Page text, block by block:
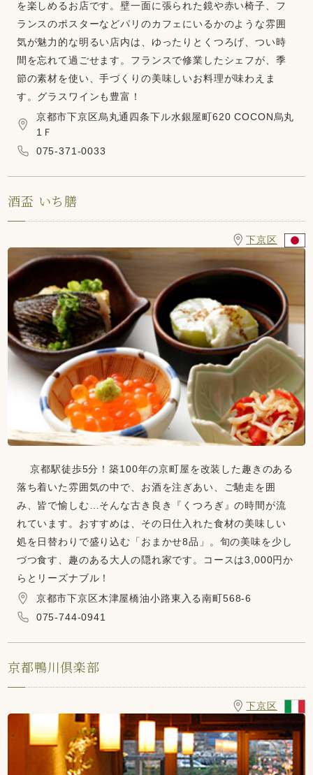
を楽しめるお店です。壁一面に張られた鏡や赤い椅子、フ
ランスのポスターなどパリのカフェにいるかのような雰囲
気が魅力的な明るい店内は、ゆったりとくつろげ、つい時
間を忘れて過ごせます。フランスで修業したシェフが、季
節の素材を使い、手づくりの美味しいお料理が味わえま
す。グラスワインも豊富！
京都市下京区烏丸通四条下ル水銀屋町620 COCON烏丸
1Ｆ
075-371-0033
酒盃 いち膳
下京区
京都駅徒歩5分！築100年の京町屋を改装した趣きのある
落ち着いた雰囲気の中で、お酒を注ぎあい、ご馳走を囲
み、皆で愉しむ…そんな古き良き『くつろぎ』の時間が流
れています。おすすめは、その日仕入れた食材の美味しい
処を日替わりで盛り込む「おまかせ8品」。旬の美味を少し
づつ食す、趣のある大人の隠れ家です。コースは3,000円か
らとリーズナブル！
京都市下京区木津屋橋油小路東入る南町568-6
075-744-0941
京都鴨川倶楽部
下京区